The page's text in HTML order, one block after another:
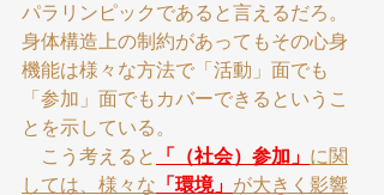
パラリンピックであると言えるだろ。
身体構造上の制約があってもその心身
機能は様々な方法で「活動」面でも
「参加」面でもカバーできるというこ
とを示している。
こう考えると
「（社会）参加」 に関
しては、様々な 「環境」 が大きく影響